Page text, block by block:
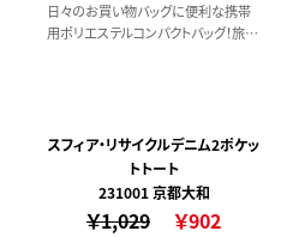
日々のお買い物バッグに便利な携帯
用ポリエステルコンパクトバッグ！旅行
スフィア・リサイクルデニム2ポケッ
トトート
231001 京都大和
￥1,029 ￥902